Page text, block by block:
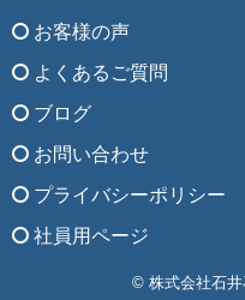
お客様の声
よくあるご質問
ブログ
お問い合わせ
プライバシーポリシー
社員用ページ
© 株式会社石